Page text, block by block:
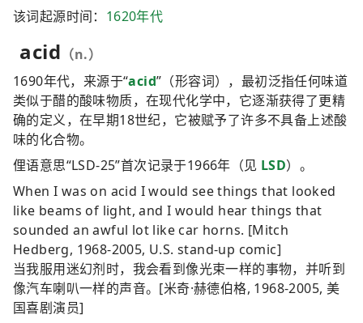
该词起源时间： 1620年代
acid （n.）
1690年代，来源于“acid”（形容词），最初泛指任何味道
类似于醋的酸味物质，在现代化学中，它逐渐获得了更精
确的定义，在早期18世纪，它被赋予了许多不具备上述酸
味的化合物。
俚语意思“LSD-25”首次记录于1966年（见 LSD）。
When I was on acid I would see things that looked
like beams of light, and I would hear things that
sounded an awful lot like car horns. [Mitch
Hedberg, 1968-2005, U.S. stand-up comic]
当我服用迷幻剂时，我会看到像光束一样的事物，并听到
像汽车喇叭一样的声音。[米奇·赫德伯格, 1968-2005, 美
国喜剧演员]